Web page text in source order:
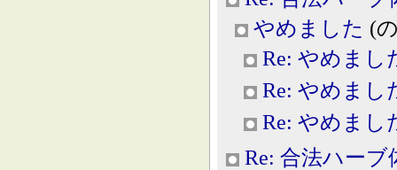
やめました (
Re: やめまし
Re: やめまし
Re: やめまし
Re: 合法ハーブ